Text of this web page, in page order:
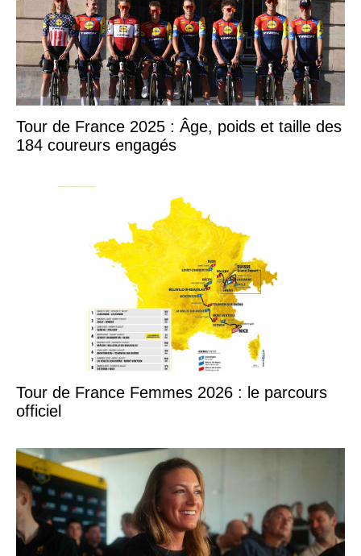
Tour de France 2025 : Âge, poids et taille des
184 coureurs engagés
Tour de France Femmes 2026 : le parcours
officiel